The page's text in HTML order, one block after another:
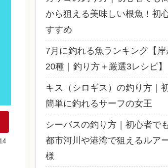
から狙える美味しい根魚！初
すすめ
7月に釣れる魚ランキング【
20種｜釣り方＋厳選3レシピ】
キス（シロギス）の釣り方｜
簡単に釣れるサーフの女王
シーバスの釣り方｜初心者で
都市河川や港湾で狙えるルア
様